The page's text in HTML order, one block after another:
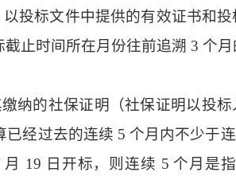
投标文件中提供的有效证书和
止时间所在月份往前追溯 3 个月
纳的社保证明（社保证明以投标
经过去的连续 5 个月内不少于
19 日开标，则连续 5 个月是